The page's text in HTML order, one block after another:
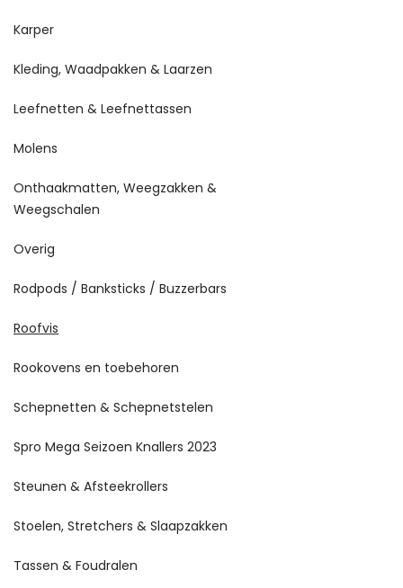
Karper
Kleding, Waadpakken & Laarzen
Leefnetten & Leefnettassen
Molens
Onthaakmatten, Weegzakken &
Weegschalen
Overig
Rodpods / Banksticks / Buzzerbars
Roofvis
Rookovens en toebehoren
Schepnetten & Schepnetstelen
Spro Mega Seizoen Knallers 2023
Steunen & Afsteekrollers
Stoelen, Stretchers & Slaapzakken
Tassen & Foudralen